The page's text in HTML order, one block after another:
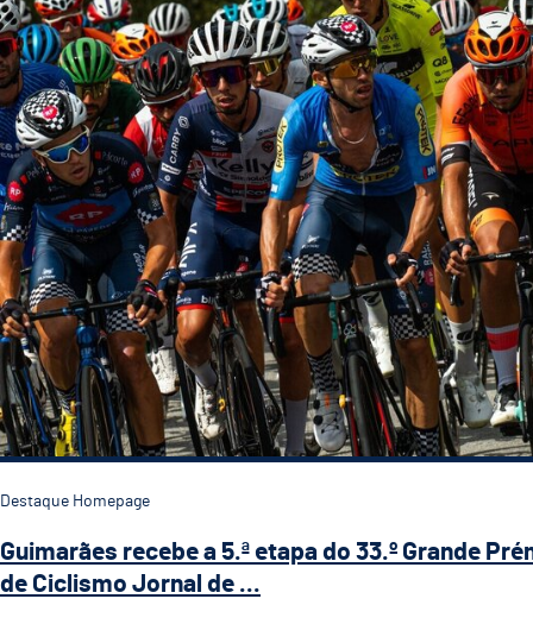
Destaque Homepage
Guimarães recebe a 5.ª etapa do 33.º Grande
de Ciclismo Jornal de ...